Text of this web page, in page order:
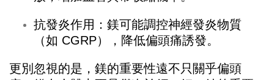
抗發炎作用：鎂可能調控神經發炎物質
（如 CGRP），降低偏頭痛誘發。
更別忽視的是，鎂的重要性遠不只關乎偏頭